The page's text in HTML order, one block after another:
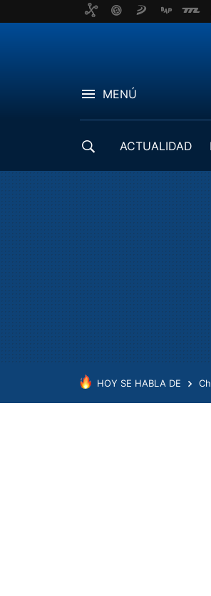
MENÚ
ACTUALIDAD
HOY SE HABLA DE